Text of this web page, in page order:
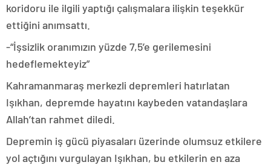
koridoru ile ilgili yaptığı çalışmalara ilişkin teşekkür
ettiğini anımsattı.
-“İşsizlik oranımızın yüzde 7,5’e gerilemesini
hedeflemekteyiz”
Kahramanmaraş merkezli depremleri hatırlatan
Işıkhan, depremde hayatını kaybeden vatandaşlara
Allah’tan rahmet diledi.
Depremin iş gücü piyasaları üzerinde olumsuz etkilere
yol açtığını vurgulayan Işıkhan, bu etkilerin en aza